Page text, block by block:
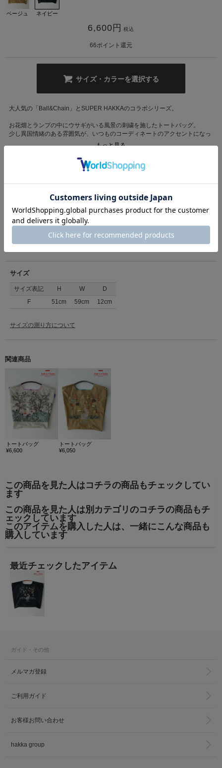
ベージュ ネイビー
6,600 円 税込
66ポイント還元
サイズ・カラーを選択する
大人気の「Ball&Chain」とSUPER HAKKAのコラボシリーズ。
お花畑とランプの中にウサギがいる風景の刺繍を施したトートバッグ。
少し異国情緒のある雰囲気が、いつものコーディネートのアクセントになっ
マチがしっかりと入っているので収納力抜群です。
内ポケット:1個
ボールアンドチェーン
2020年にデザイナー三原英詳氏が設立した日本発のブランド
「デザインの力で世の中を元気に」という理念のもと、
地球環境にやさしいプロジェクトを展開
耐久性や撥水性に優れた厚手のナイロン素材に
日常使いからプレゼントに最適なショッピングバッグです
もっと見る
バッグ・財布・小物入れ > トートバッグ
商品コード 34010461
（店舗でお問い合わせの際には、上記品番をお伝え下さい。）
返品について
サイズ
サイズ表記 H W
D
F
51cm 59cm 12cm
サイズの測り方について
関連商品
トートバッグ
¥6,600
トートバッグ
¥6,050
この商品を見た人はコチラの商品もチェックしてい
ます
この商品を見た人は別カテゴリのコチラの商品もチ
ェックしています
このアイテムを購入した人は、一緒にこんな商品も
購入しています
最近チェックしたアイテム
ガイド・その他
メルマガ登録
ご利用ガイド
お客様お問い合わせ
hakka group